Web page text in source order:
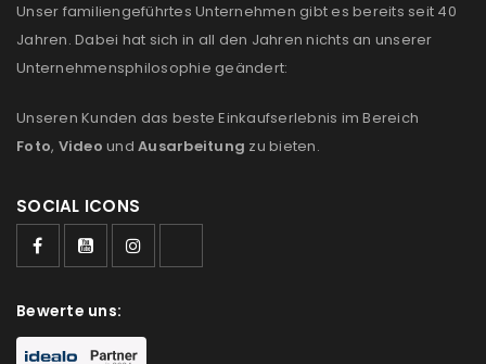
REGISTRIEREN
E-Mail-Adresse
deine E-Mail-Adresse gesendet.
NEWSLETTER ABONNIEREN
Please select all the ways you would like to hear from
Unser familiengeführtes Unternehmen gibt es bereits seit 40
Jahren. Dabei hat sich in all den Jahren nichts an unserer
Unternehmensphilosophie geändert:
Unseren Kunden das beste Einkaufserlebnis im Bereich
Foto, Video und Ausarbeitung zu bieten.
SOCIAL ICONS
Bewerte uns: